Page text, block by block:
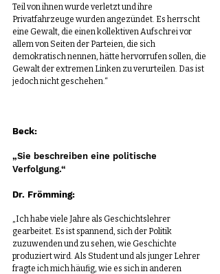
Teil von ihnen wurde verletzt und ihre
Privatfahrzeuge wurden angezündet. Es herrscht
eine Gewalt, die einen kollektiven Aufschrei vor
allem von Seiten der Parteien, die sich
demokratisch nennen, hätte hervorrufen sollen, die
Gewalt der extremen Linken zu verurteilen. Das ist
jedoch nicht geschehen.“
Beck:
„Sie beschreiben eine politische
Verfolgung.“
Dr. Frömming:
„Ich habe viele Jahre als Geschichtslehrer
gearbeitet. Es ist spannend, sich der Politik
zuzuwenden und zu sehen, wie Geschichte
produziert wird. Als Student und als junger Lehrer
fragte ich mich häufig, wie es sich in anderen